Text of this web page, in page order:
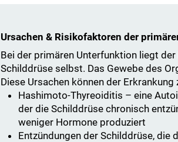
Ursachen & Risikofaktoren der
Bei der primären Unterfunktion liegt
Schilddrüse selbst. Das Gewebe des
Diese Ursachen können der Erkrankung
Hashimoto-Thyreoiditis – eine
der die Schilddrüse chronisch
weniger Hormone produziert
Entzündungen der Schilddrüse, die